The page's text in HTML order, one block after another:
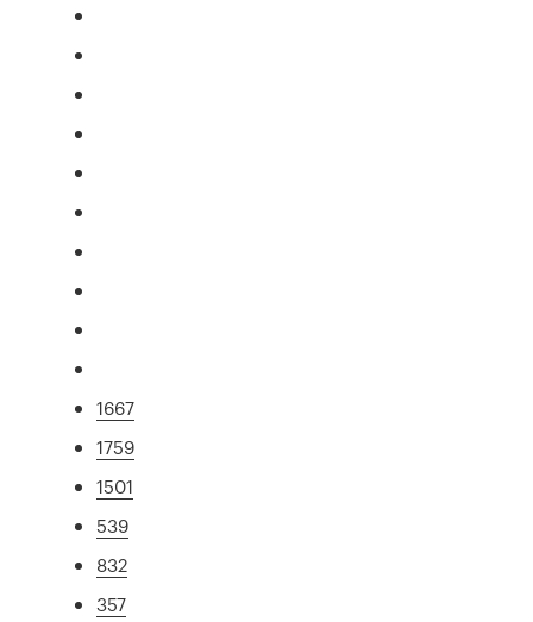
1667
1759
1501
539
832
357